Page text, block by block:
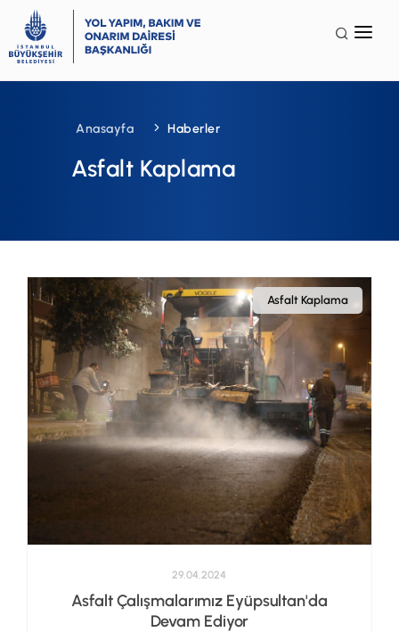
SSS
İletişim
Anasayfa Haberler
Asfalt Kaplama
Asfalt Kaplama
29.04.2024
Asfalt Çalışmalarımız Eyüpsultan'da
Devam Ediyor